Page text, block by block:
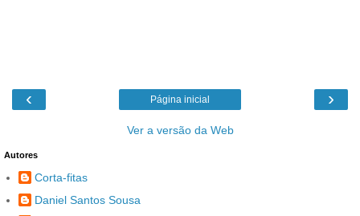
‹ ›
Página inicial
Ver a versão da Web
Autores
Corta-fitas
Daniel Santos Sousa